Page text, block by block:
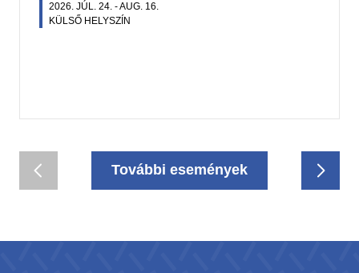
2026. JÚL. 24. -AUG. 16.
KÜLSŐ HELYSZÍN
További események